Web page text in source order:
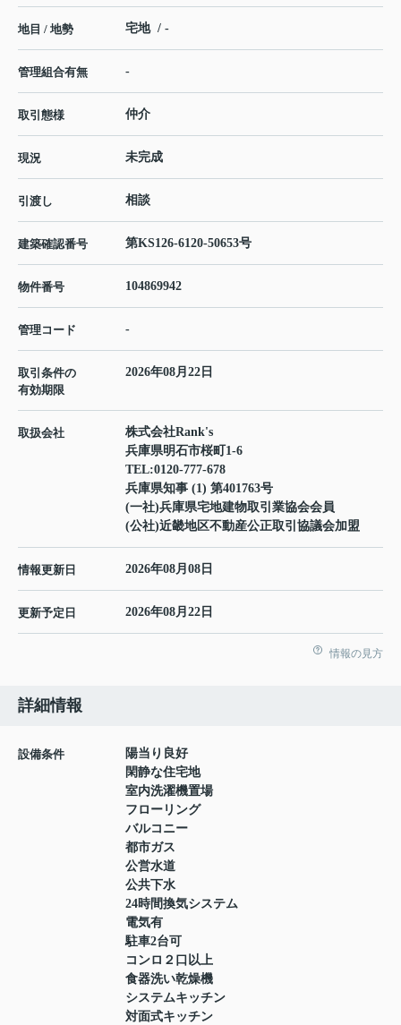
地目 / 地勢 宅地 / -
管理組合有無 -
取引態様 仲介
現況 未完成
引渡し 相談
建築確認番号 第KS126-6120-50653号
物件番号 104869942
管理コード -
取引条件の
有効期限
2026年08月22日
取扱会社
株式会社Rank's
兵庫県明石市桜町1-6
TEL:0120-777-678
兵庫県知事 (1) 第401763号
(一社)兵庫県宅地建物取引業協会会員
(公社)近畿地区不動産公正取引協議会加盟
情報更新日 2026年08月08日
更新予定日 2026年08月22日
情報の見方
詳細情報
設備条件
陽当り良好
閑静な住宅地
室内洗濯機置場
フローリング
バルコニー
都市ガス
公営水道
公共下水
24時間換気システム
電気有
駐車2台可
コンロ２口以上
食器洗い乾燥機
システムキッチン
対面式キッチン